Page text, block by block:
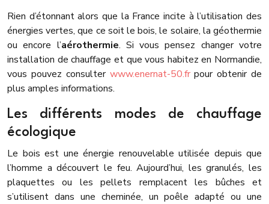
Rien d’étonnant alors que la France incite à l’utilisation des
énergies vertes, que ce soit le bois, le solaire, la géothermie
ou encore l’aérothermie. Si vous pensez changer votre
installation de chauffage et que vous habitez en Normandie,
vous pouvez consulter www.enernat-50.frpour obtenir de
plus amples informations.
Les différents modes de chauffage
écologique
Le bois est une énergie renouvelable utilisée depuis que
l’homme a découvert le feu. Aujourd’hui, les granulés, les
plaquettes ou les pellets remplacent les bûches et
s’utilisent dans une cheminée, un poêle adapté ou une